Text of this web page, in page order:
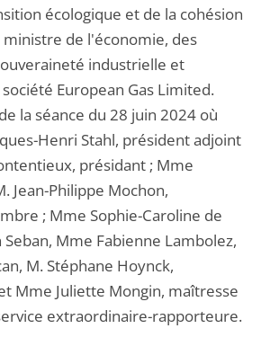
écologique et de la cohésion
de l'économie, des
industrielle et
European Gas Limited.
la séance du 28 juin 2024 où
Henri Stahl, président adjoint
présidant ; Mme
Jean-Philippe Mochon,
; Mme Sophie-Caroline de
Mme Fabienne Lambolez,
M. Stéphane Hoynck,
Mme Juliette Mongin, maîtresse
extraordinaire-rapporteure.